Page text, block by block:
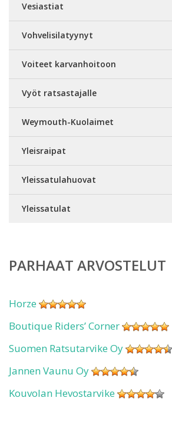
Vesiastiat
Vohvelisilatyynyt
Voiteet karvanhoitoon
Vyöt ratsastajalle
Weymouth-Kuolaimet
Yleisraipat
Yleissatulahuovat
Yleissatulat
PARHAAT ARVOSTELUT
Horze
Boutique Riders’ Corner
Suomen Ratsutarvike Oy
Jannen Vaunu Oy
Kouvolan Hevostarvike